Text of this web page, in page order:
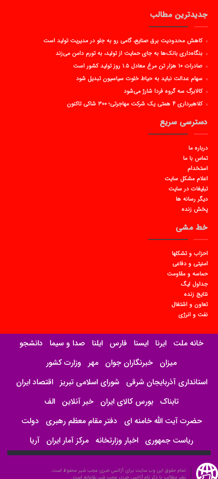
جدیدترین مطالب
کاهش محدودیت برق صنایع، گامی رو به جلو در مدیریت تولید است
بنگاه‌داری بانک‌ها به جای حمایت از تولید، به تورم دامن می‌زند
صادرات ۱۰ هزار تن مرغ معادل ۱.۵ روز تولید کشور است
سهام عدالت نباید به حیاط خلوت سیاسیون تبدیل شود
کالابرگ سه گروه فردا شارژ می‌شود
کلاهبرداری ۴ همتی یک شرکت مهاجرتی؛ ۳۰۰ شاکی تاکنون
دسترسی سریع
درباره ما
تماس با ما
استخدام
اعلام مشکل سایت
تبلیغات در سایت
دیگر رسانه ها
پخش زنده
خط مشی
احزاب و تشکلها
امنیتی و دفاعی
حماسه و مقاومت
جداول لیگ
نتایج زنده
تعاون و اشتغال
نفت و انرژی
خانه ملت ایرنا ایسنا فارس ایلنا صدا و سیما دانشجو
میزان خبرنگاران جوان مهر وزارت کشور
استانداری آذربایجان شرقی
شورای اسلامی تبریز اقتصاد ایران
تابناک بورس کالای ایران خبر آنلاین الف
حضرت آیت الله خامنه ای
دفتر مقام معظم رهبری
دولت
ریاست جمهوری اخبار وزارتخانه مرکز آمار ایران آریا
تمام حقوق این وب سایت برای آژانس خبری عجب شیر محفوظ است.
نشر مطالب با ذکر نام آژانس خبری عجب شیر بلامانع است.